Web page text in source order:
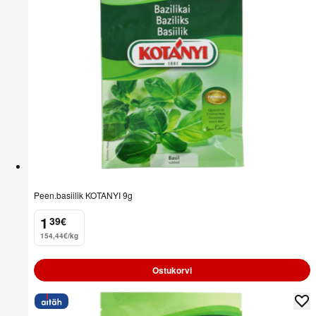
Peen.basiilik KOTANYI 9g
1
. 39€
154,44€/kg
Ostukorvi